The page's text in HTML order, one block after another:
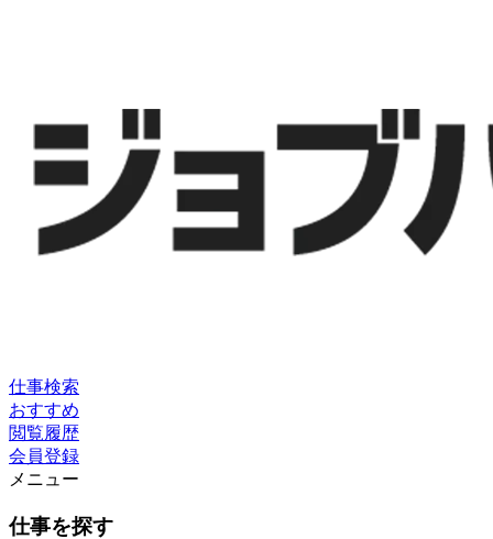
仕事検索
おすすめ
閲覧履歴
会員登録
メニュー
仕事を探す